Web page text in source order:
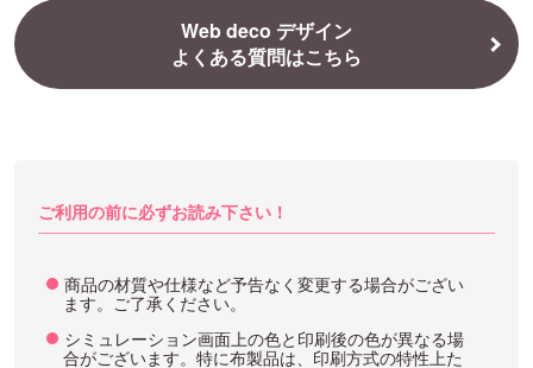
Web deco デザイン
よくある質問はこちら
ご利用の前に必ずお読み下さい！
商品の材質や仕様など予告なく変更する場合がござい
ます。ご了承ください。
シミュレーション画面上の色と印刷後の色が異なる場
合がございます。特に布製品は、印刷方式の特性上た